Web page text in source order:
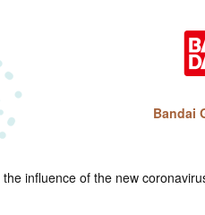
Bandai
the influence of the new